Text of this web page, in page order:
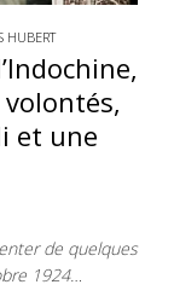
HUBERT
et une
de quelques
1924…